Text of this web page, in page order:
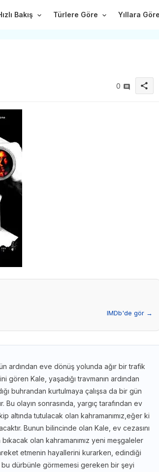
Bakış Türlere Göre Yıllara
0 share
IMDb'de gör →
ardından eve dönüş yolunda ağır bir trafik
gören Kale, yaşadığı travmanın ardından
buhrandan kurtulmaya çalışsa da bir gün
Bu olayın sonrasında, yargıç tarafından ev
altında tutulacak olan kahramanımız,eğer ki
Bunun bilincinde olan Kale, ev cezasını
olan kahramanımız yeni meşgaleler
etmenin hayallerini kurarken, edindiği
dürbünle görmemesi gereken bir şeyi